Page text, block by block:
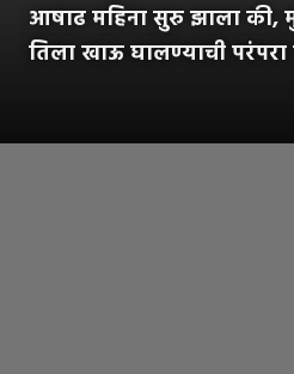
आषाढ महिना सुरु झाला की,
तिला खाऊ घालण्याची परंपरा